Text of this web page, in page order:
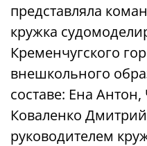
представляла
кружка
Кременчугского
внешкольного
составе: Ена
Коваленко Дмитрий
руководителем